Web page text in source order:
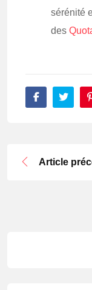
sérénité
des
Article